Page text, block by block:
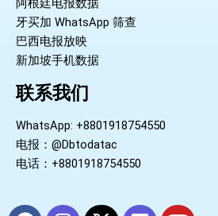
阿根廷电报数据
牙买加 WhatsApp 筛查
巴西电报放映
新加坡手机数据
联系我们
WhatsApp: +8801918754550
电报：@Dbtodatac
电话：+8801918754550